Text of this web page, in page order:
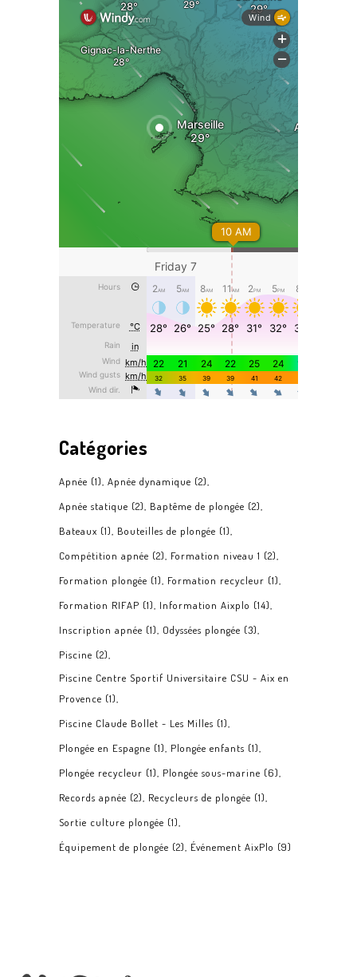
Catégories
Apnée (1) Apnée dynamique (2)
Apnée statique (2) Baptême de plongée (2)
Bateaux (1) Bouteilles de plongée (1)
Compétition apnée (2) Formation niveau 1 (2)
Formation plongée (1) Formation recycleur (1)
Formation RIFAP (1) Information Aixplo (14)
Inscription apnée (1) Odyssées plongée (3)
Piscine (2)
Piscine Centre Sportif Universitaire CSU - Aix en
Provence (1)
Piscine Claude Bollet - Les Milles (1)
Plongée en Espagne (1) Plongée enfants (1)
Plongée recycleur (1) Plongée sous-marine (6)
Records apnée (2) Recycleurs de plongée (1)
Sortie culture plongée (1)
Équipement de plongée (2) Événement AixPlo (9)